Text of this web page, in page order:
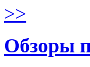
>>
Обзоры